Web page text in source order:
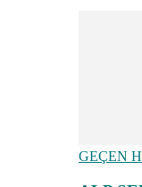
GEÇEN